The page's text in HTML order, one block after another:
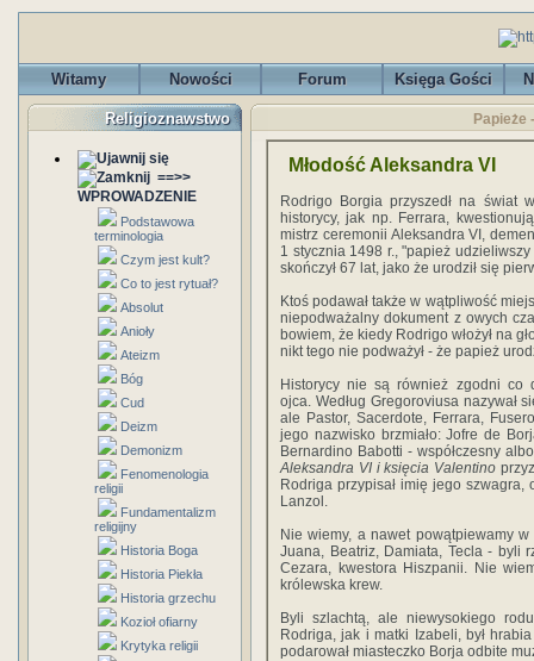
Witamy Nowości Forum Księga Gości
Religioznawstwo
==>>
WPROWADZENIE
Podstawowa
terminologia
Czym jest kult?
Co to jest rytuał?
Absolut
Anioły
Ateizm
Bóg
Cud
Deizm
Demonizm
Fenomenologia
religii
Fundamentalizm
religijny
Historia Boga
Historia Piekła
Historia grzechu
Kozioł ofiarny
Krytyka religii
Papieże
Młodość Aleksandra VI
Rodrigo Borgia przyszedł na świat
historycy, jak np. Ferrara,
mistrz ceremonii Aleksandra VI,
1 stycznia 1498 r., "papież udzieliwszy
skończył 67 lat, jako że urodził się
Ktoś podawał także w wątpliwość
niepodważalny dokument z owych
bowiem, że kiedy Rodrigo włożył na
nikt tego nie podważył - że papież
Historycy nie są również zgodni co
ojca. Według Gregoroviusa nazywał
ale Pastor, Sacerdote, Ferrara,
jego nazwisko brzmiało: Jofre de
Bernardino Babotti - współczesny
Aleksandra VI i księcia Valentino
Rodriga przypisał imię jego szwagra,
Lanzol.
Nie wiemy, a nawet powątpiewamy
Juana, Beatriz, Damiata, Tecla - byli
Cezara, kwestora Hiszpanii. Nie
królewska krew.
Byli szlachtą, ale niewysokiego
Rodriga, jak i matki Izabeli, był
podarował miasteczko Borja odbite